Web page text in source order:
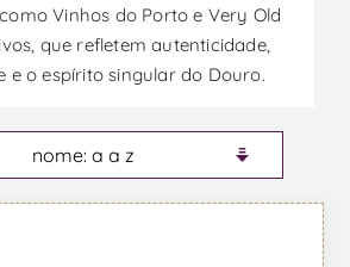
Vinhos do Porto e Very Old
que refletem autenticidade,
e o espírito singular do Douro.